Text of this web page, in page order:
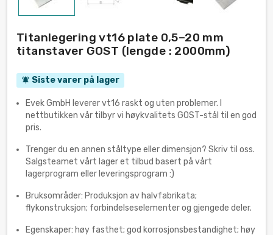
Titanlegering vt16 plate 0,5–20 mm
titanstaver GOST (lengde : 2000mm)
notifications_active Siste varer på lager
Evek GmbH leverer vt16 raskt og uten problemer. I
nettbutikken vår tilbyr vi høykvalitets GOST-stål til en god
pris.
Trenger du en annen ståltype eller dimensjon? Skriv til oss.
Salgsteamet vårt lager et tilbud basert på vårt
lagerprogram eller leveringsprogram :)
Bruksområder: Produksjon av halvfabrikata;
flykonstruksjon; forbindelseselementer og gjengede deler.
Egenskaper: høy fasthet; god korrosjonsbestandighet; høy